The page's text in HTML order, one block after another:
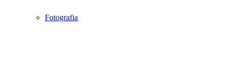
Fotografia